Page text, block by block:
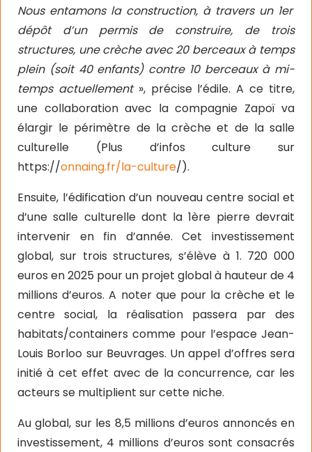
Nous entamons la construction, à travers un 1er
dépôt d’un permis de construire, de trois
structures, une crèche avec 20 berceaux à temps
plein (soit 40 enfants) contre 10 berceaux à mi-
temps actuellement », précise l’édile. A ce titre,
une collaboration avec la compagnie Zapoï va
élargir le périmètre de la crèche et de la salle
culturelle (Plus d’infos culture sur
https://onnaing.fr/la-culture/).
Ensuite, l’édification d’un nouveau centre social et
d’une salle culturelle dont la 1ère pierre devrait
intervenir en fin d’année. Cet investissement
global, sur trois structures, s’élève à 1. 720 000
euros en 2025 pour un projet global à hauteur de 4
millions d’euros. A noter que pour la crèche et le
centre social, la réalisation passera par des
habitats/containers comme pour l’espace Jean-
Louis Borloo sur Beuvrages. Un appel d’offres sera
initié à cet effet avec de la concurrence, car les
acteurs se multiplient sur cette niche.
Au global, sur les 8,5 millions d’euros annoncés en
investissement, 4 millions d’euros sont consacrés